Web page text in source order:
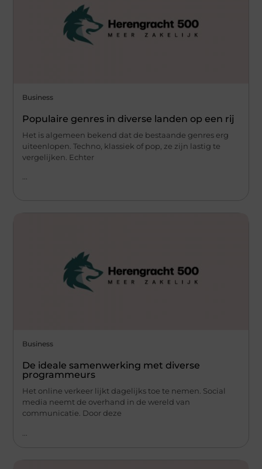
Business
Populaire genres in diverse landen op een rij
Het is algemeen bekend dat de bestaande genres erg
uiteenlopen. Techno, klassiek of pop, ze zijn lastig te
vergelijken. Echter
Business
De ideale samenwerking met diverse
programmeurs
Het online verkeer lijkt dagelijks toe te nemen. Social
media neemt de overhand in de wereld van
communicatie. Door deze